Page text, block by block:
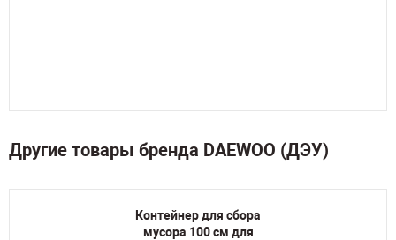
Другие товары бренда DAEWOO (ДЭУ)
Контейнер для сбора
мусора 100 см для